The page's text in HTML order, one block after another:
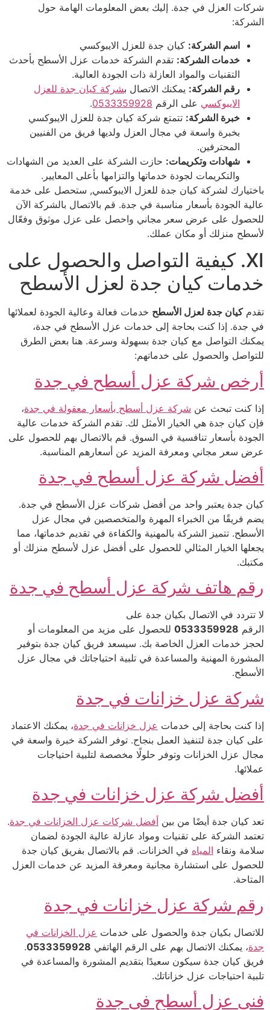
شركات العزل في جدة. إليك بعض المعلومات الهامة حول
الشركة:
اسم الشركة: كيان جدة للعزل الايبوكسي
خدمات الشركة: تقدم الشركة خدمات عزل الأسطح بأحدث
التقنيات والمواد العازلة ذات الجودة العالية.
رقم الشركة: يمكنك الاتصال بشركة كيان جدة للعزل
الايبوكسي على الرقم 0533359928
.
خبرة الشركة: تتمتع شركة كيان جدة للعزل الايبوكسي
بخبرة واسعة في مجال العزل ولديها فريق من الفنيين
المحترفين.
شهادات وتكريمات: حازت الشركة على العديد من الشهادات
والتكريمات لجودة خدماتها والتزامها بأعلى المعايير.
باختيارك لشركة كيان جدة للعزل الايبوكسي, ستحصل على خدمة
عالية الجودة بأسعار مناسبة في جدة. قم بالاتصال بالشركة الآن
للحصول على عرض سعر مجاني واحصل على عزل موثوق وفعّال
لأسطح منزلك أو مكان عملك.
XI. كيفية التواصل والحصول على
خدمات كيان جدة لعزل الأسطح
تقدمكيان جدة لعزل الأسطح خدمات فعالة وعالية الجودة لعملائها
في جدة. إذا كنت بحاجة إلى خدمات عزل الأسطح في جدة،
يمكنك التواصل مع كيان جدة بسهولة وسرعة. هنا بعض الطرق
للتواصل والحصول على خدماتهم:
أرخص شركة عزل أسطح في جدة
إذا كنت تبحث عن شركة عزل أسطح بأسعار معقولة في جدة،
فإن كيان جدة هي الخيار الأمثل لك. تقدم الشركة خدمات عالية
الجودة بأسعار تنافسية في السوق. قم بالاتصال بهم للحصول على
عرض سعر مجاني ومعرفة المزيد عن أسعارهم المناسبة.
أفضل شركة عزل أسطح في جدة
كيان جدة يعتبر واحد من أفضل شركات عزل الأسطح في جدة.
يضم فريقًا من الخبراء المهرة والمتخصصين في مجال عزل
الأسطح. تتميز الشركة بالمهنية والكفاءة في تقديم خدماتها، مما
يجعلها الخيار المثالي للحصول على أفضل عزل لأسطح منزلك أو
مكتبك.
رقم هاتف شركة عزل أسطح في جدة
لا تتردد في الاتصال بكيان جدة على
الرقم 0533359928 للحصول على مزيد من المعلومات أو
لحجز خدمات العزل الخاصة بك. سيسعد فريق كيان جدة بتوفير
المشورة المهنية والمساعدة في تلبية احتياجاتك في مجال عزل
الأسطح.
شركة عزل خزانات في جدة
إذا كنت بحاجة إلى خدمات عزل خزانات في جدة، يمكنك الاعتماد
على كيان جدة لتنفيذ العمل بنجاح. توفر الشركة خبرة واسعة في
مجال عزل الخزانات وتوفر حلولًا مخصصة لتلبية احتياجات
عملائها.
أفضل شركة عزل خزانات في جدة
تعد كيان جدة أيضًا من بين أفضل شركات عزل الخزانات في جدة.
تعتمد الشركة على تقنيات ومواد عازلة عالية الجودة لضمان
سلامة ونقاء المياه في الخزانات. قم بالاتصال بفريق كيان جدة
للحصول على استشارة مجانية ومعرفة المزيد عن خدمات العزل
المتاحة.
رقم شركة عزل خزانات في جدة
للاتصال بكيان جدة والحصول على خدمات عزل الخزانات في
جدة، يمكنك الاتصال بهم على الرقم الهاتفي 0533359928
.
فريق كيان جدة سيكون سعيدًا بتقديم المشورة والمساعدة في
تلبية احتياجات عزل خزاناتك.
فني عزل أسطح في جدة